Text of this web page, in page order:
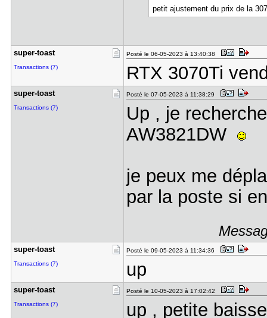
petit ajustement du prix de la
super-toas​t
Transactions (7)
Posté le 06-05-2023 à 13:40:38
RTX 3070Ti
super-toas​t
Transactions (7)
Posté le 07-05-2023 à 11:38:29
Up , je
AW3821DW
je peux me
par la poste si
super-toas​t
Transactions (7)
Posté le 09-05-2023 à 11:34:36
up
super-toas​t
Transactions (7)
Posté le 10-05-2023 à 17:02:42
up , petite